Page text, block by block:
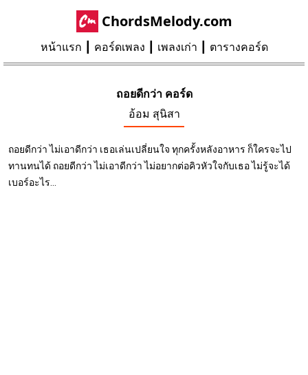
ChordsMelody.com
หน้าแรก คอร์ดเพลง เพลงเก่า ตารางคอร์ด
ถอยดีกว่า คอร์ด
อ้อม สุนิสา
ถอยดีกว่า ไม่เอาดีกว่า เธอเล่นเปลี่ยนใจ ทุกครั้งหลังอาหาร ก็ใครจะไป
ทานทนได้ ถอยดีกว่า ไม่เอาดีกว่า ไม่อยากต่อคิวหัวใจกับเธอ ไม่รู้จะได้
เบอร์อะไร...